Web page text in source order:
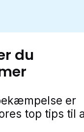
du
er
top tips til